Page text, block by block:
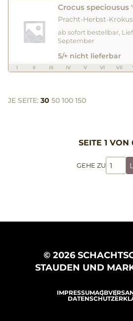
Crocus speciousus
Pracht-Herbst-
ab sofort bestellbar,
September
5/+ nicht lieferbar
I II III IV V VI VII
JE SEITE: 30 50 100 150
SEITE 1 VON
GEHE ZU
© 2026
STAUDEN UND
IMPRESSUMAGB